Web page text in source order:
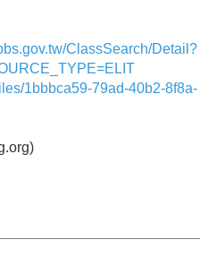
ClassSearch/Detail?
1bbbca59-79ad-40b2-8f8a-